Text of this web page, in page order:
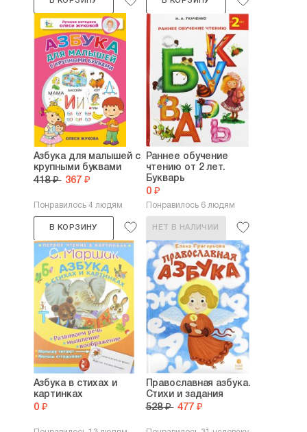
Азбука для малышей с
крупными буквами
418 ₽ 367 ₽
Понравилось 4 людям
В КОРЗИНУ
Раннее обучение
чтению от 2 лет.
Букварь
0 ₽
Понравилось 6 людям
НЕТ В НАЛИЧИИ
Азбука в стихах и
картинках
0 ₽
Православная азбука.
Стихи и задания
528 ₽ 477 ₽